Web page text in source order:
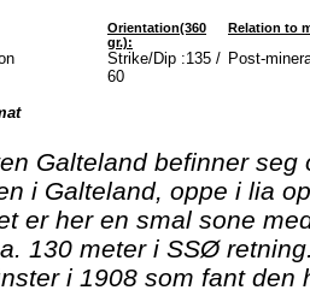
Orientation(360
gr.):
Relation to
Strike/Dip :135 /
60
Post-
Galteland befinner seg
i Galteland, oppe i lia
er her en smal sone
130 meter i SSØ
i 1908 som fant den